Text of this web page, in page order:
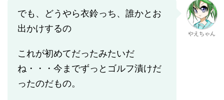
でも、どうやら衣鈴っち、誰かとお
出かけするの
これが初めてだったみたいだ
ね・・・今までずっとゴルフ漬けだ
ったのだもの。
やえちゃん